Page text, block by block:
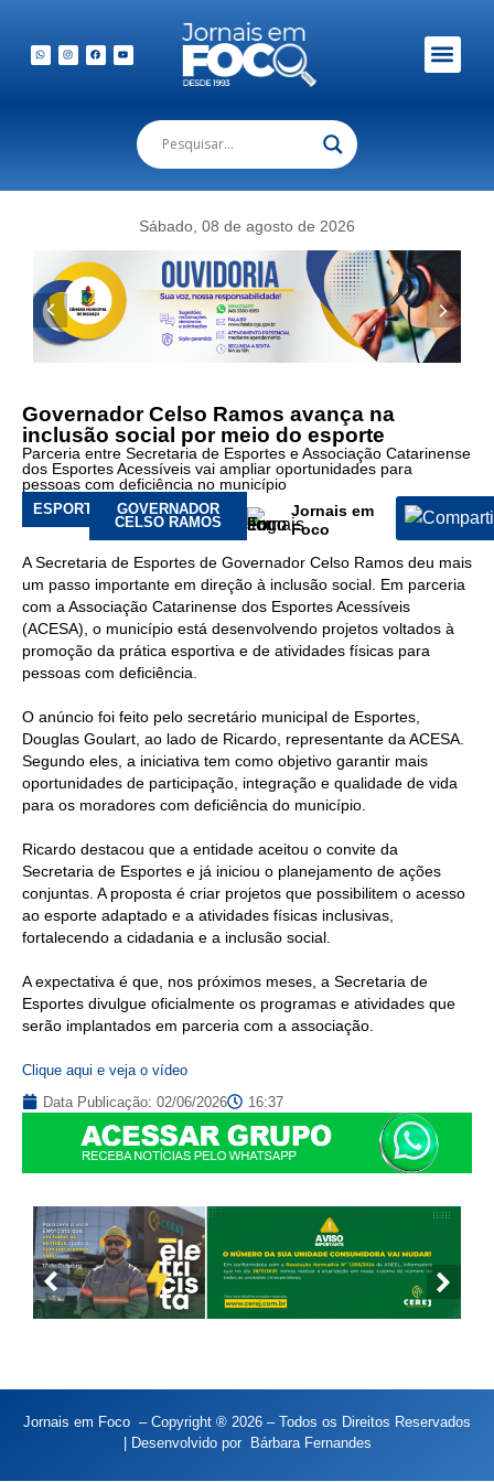
Sábado, 08 de agosto de 2026
Governador Celso Ramos avança na
inclusão social por meio do esporte
Parceria entre Secretaria de Esportes e Associação Catarinense
dos Esportes Acessíveis vai ampliar oportunidades para
pessoas com deficiência no município
ESPORTES
GOVERNADOR
CELSO RAMOS
Jornais em
Foco
Goulart:
ampliação
e
inclusão
de
deficiência
por
meio
do
esporte
A Secretaria de Esportes de Governador Celso Ramos deu mais
um passo importante em direção à inclusão social. Em parceria
com a Associação Catarinense dos Esportes Acessíveis
(ACESA), o município está desenvolvendo projetos voltados à
promoção da prática esportiva e de atividades físicas para
pessoas com deficiência.
O anúncio foi feito pelo secretário municipal de Esportes,
Douglas Goulart, ao lado de Ricardo, representante da ACESA.
Segundo eles, a iniciativa tem como objetivo garantir mais
oportunidades de participação, integração e qualidade de vida
para os moradores com deficiência do município.
Ricardo destacou que a entidade aceitou o convite da
Secretaria de Esportes e já iniciou o planejamento de ações
conjuntas. A proposta é criar projetos que possibilitem o acesso
ao esporte adaptado e a atividades físicas inclusivas,
fortalecendo a cidadania e a inclusão social.
A expectativa é que, nos próximos meses, a Secretaria de
Esportes divulgue oficialmente os programas e atividades que
serão implantados em parceria com a associação.
Clique aqui e veja o vídeo
Data Publicação: 02/06/2026 16:37
Jornais em Foco – Copyright ® 2026 – Todos os Direitos Reservados
| Desenvolvido por Bárbara Fernandes